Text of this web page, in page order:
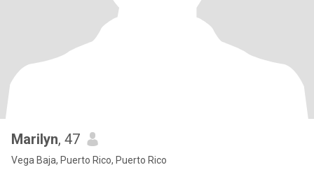
Marilyn, 47
Vega Baja, Puerto Rico, Puerto Rico